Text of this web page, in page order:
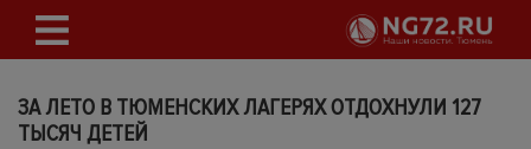
ЗА ЛЕТО В ТЮМЕНСКИХ ЛАГЕРЯХ ОТДОХНУЛИ 127
ТЫСЯЧ ДЕТЕЙ